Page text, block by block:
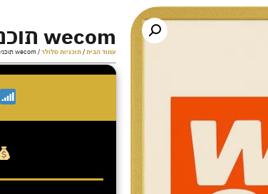
wecom תוכנית לא כשרה 2025
עמוד הבית/תוכניות סלולר/ wecom תוכנית לא כשרה 2025